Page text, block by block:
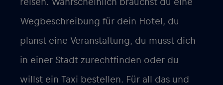
Wegbeschreibung für dein Hotel, du
planst eine Veranstaltung, du musst dich
in einer Stadt zurechtfinden oder du
willst ein Taxi bestellen. Für all das und